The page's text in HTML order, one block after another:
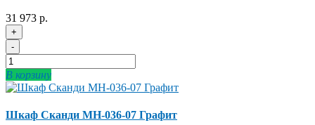
31 973 р.
+
-
В корзину
Шкаф Сканди МН-036-07 Графит